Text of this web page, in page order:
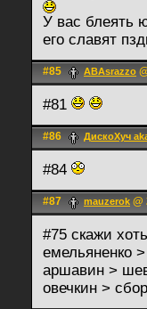
У вас блеять
его славят
#85 ABAsrazzo
#81
#86 ДискоХуч
#84
#87 mauzerok @
#75 скажи
емельяненко
аршавин >
овечкин >